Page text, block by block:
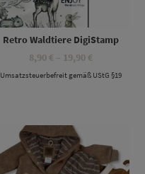
Retro Waldtiere DigiStamp
8,90 € – 19,90 €
bis
Umsatzsteuerbefreit gemäß UStG §19
Dieses Produkt weist mehrere Varianten auf. Die Optionen können auf der Produktseite gewählt werden